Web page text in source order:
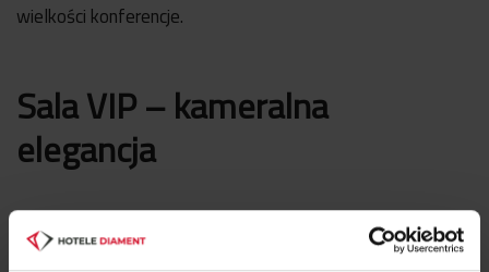
wielkości konferencje.
Sala VIP – kameralna
elegancja
Sala VIP to ekskluzywna przestrzeń stworzona z myślą o
spotkaniach firmowych na najwyższym poziomie. Jest